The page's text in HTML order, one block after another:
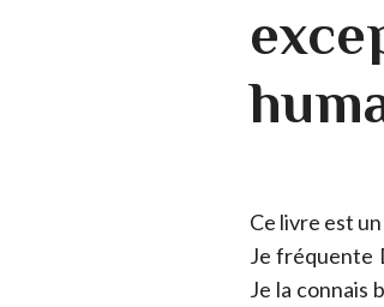
Ce livre est
Je fréquente
Je la connais